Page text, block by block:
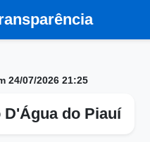
24/07/2026 21:25
do Piauí